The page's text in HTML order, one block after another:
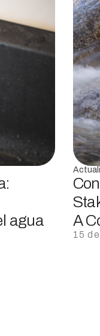
agua
A
15